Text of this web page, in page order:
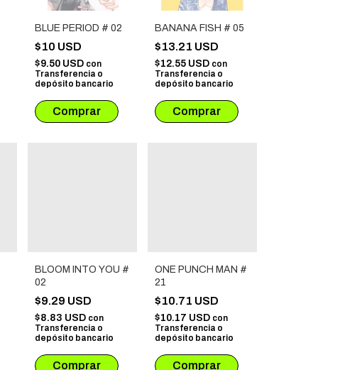
BLUE PERIOD # 02
$10 USD
$9.50 USD con
Transferencia o
depósito bancario
BANANA FISH # 05
$13.21 USD
$12.55 USD con
Transferencia o
depósito bancario
BLOOM INTO YOU #
02
$9.29 USD
$8.83 USD con
Transferencia o
depósito bancario
ONE PUNCH MAN #
21
$10.71 USD
$10.17 USD con
Transferencia o
depósito bancario